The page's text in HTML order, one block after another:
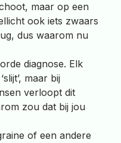
maar op een
ook iets zwaars
dus waarom nu
diagnose. Elk
maar bij
verloopt dit
zou dat bij jou
of een andere